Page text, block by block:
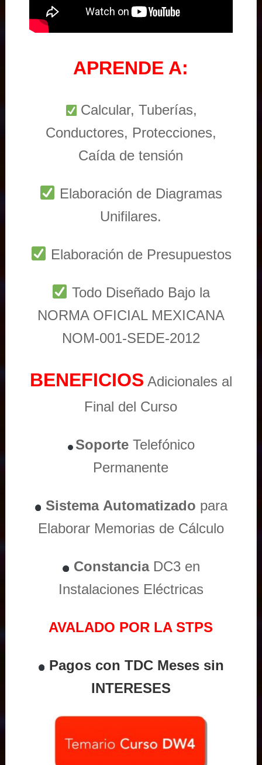
APRENDE A:
Calcular, Tuberías,
Conductores, Protecciones,
Caída de tensión
Elaboración de Diagramas
Unifilares.
Elaboración de Presupuestos
Todo Diseñado Bajo la
NORMA OFICIAL MEXICANA
NOM-001-SEDE-2012
BENEFICIOS Adicionales al
Final del Curso
Soporte Telefónico
Permanente
Sistema Automatizado para
Elaborar Memorias de Cálculo
ConstanciaDC3 en
Instalaciones Eléctricas
AVALADO POR LA STPS
Pagos con TDC Meses sin
INTERESES